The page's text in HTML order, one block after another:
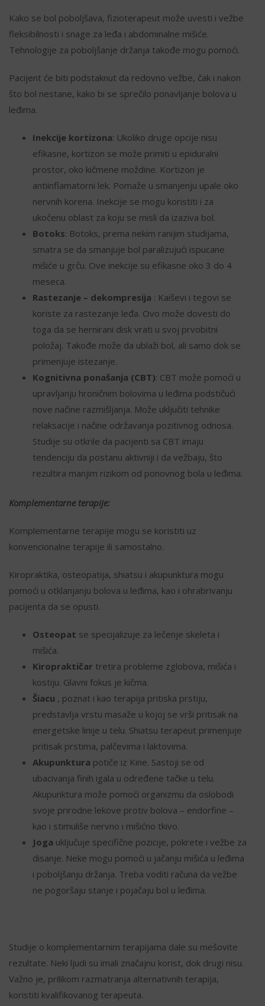
Kako se bol poboljšava, fizioterapeut može uvesti i vežbe
fleksibilnosti i snage za leđa i abdominalne mišiće.
Tehnologije za poboljšanje držanja takođe mogu pomoći.
Pacijent će biti podstaknut da redovno vežbe, čak i nakon
što bol nestane, kako bi se sprečilo ponavljanje bolova u
leđima.
Inekcije kortizona: Ukoliko druge opcije nisu
efikasne, kortizon se može primiti u epiduralni
prostor, oko kičmene moždine. Kortizon je
antiinflamatorni lek. Pomaže u smanjenju upale oko
nervnih korena. Inekcije se mogu koristiti i za
ukočenu oblast za koju se misli da izaziva bol.
Botoks: Botoks, prema nekim ranijim studijama,
smatra se da smanjuje bol paralizujući ispucane
mišiće u grču. Ove inekcije su efikasne oko 3 do 4
meseca.
Rastezanje – dekompresija : Kaiševi i tegovi se
koriste za rastezanje leđa. Ovo može dovesti do
toga da se hernirani disk vrati u svoj prvobitni
položaj. Takođe može da ublaži bol, ali samo dok se
primenjuje istezanje.
Kognitivna ponašanja (CBT): CBT može pomoći u
upravljanju hroničnim bolovima u leđima podstičući
nove načine razmišljanja. Može uključiti tehnike
relaksacije i načine održavanja pozitivnog odnosa.
Studije su otkrile da pacijenti sa CBT imaju
tendenciju da postanu aktivniji i da vežbaju, što
rezultira manjim rizikom od ponovnog bola u leđima.
Komplementarne terapije:
Komplementarne terapije mogu se koristiti uz
konvencionalne terapije ili samostalno.
Kiropraktika, osteopatija, shiatsu i akupunktura mogu
pomoći u otklanjanju bolova u leđima, kao i ohrabrivanju
pacijenta da se opusti.
Osteopat se specijalizuje za lečenje skeleta i
mišića.
Kiropraktičar tretira probleme zglobova, mišića i
kostiju. Glavni fokus je kičma.
Šiacu , poznat i kao terapija pritiska prstiju,
predstavlja vrstu masaže u kojoj se vrši pritisak na
energetske linije u telu. Shiatsu terapeut primenjuje
pritisak prstima, palčevima i laktovima.
Akupunktura potiče iz Kine. Sastoji se od
ubacivanja finih igala u određene tačke u telu.
Akupunktura može pomoći organizmu da oslobodi
svoje prirodne lekove protiv bolova – endorfine –
kao i stimuliše nervno i mišićno tkivo.
Joga uključuje specifične pozicije, pokrete i vežbe za
disanje. Neke mogu pomoći u jačanju mišića u leđima
i poboljšanju držanja. Treba voditi računa da vežbe
ne pogoršaju stanje i pojačaju bol u leđima.
Studije o komplementarnim terapijama dale su mešovite
rezultate. Neki ljudi su imali značajnu korist, dok drugi nisu.
Važno je, prilikom razmatranja alternativnih terapija,
koristiti kvalifikovanog terapeuta.